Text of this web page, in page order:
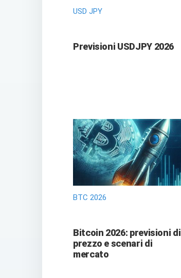
USD JPY
Previsioni USDJPY 2026
BTC 2026
Bitcoin 2026: previsioni di
prezzo e scenari di
mercato